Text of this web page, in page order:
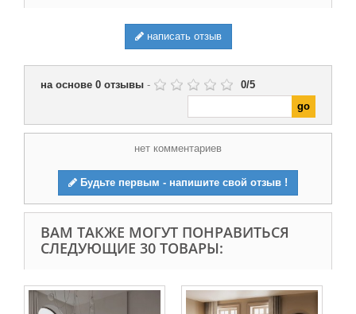
написать отзыв
на основе 0 отзывы - 0/5
нет комментариев
Будьте первым - напишите свой отзыв !
ВАМ ТАКЖЕ МОГУТ ПОНРАВИТЬСЯ
СЛЕДУЮЩИЕ 30 ТОВАРЫ: